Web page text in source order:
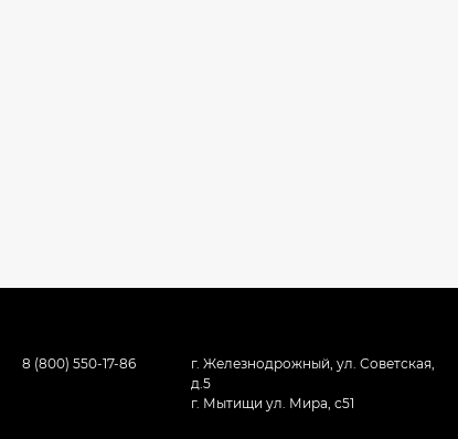
8 (800) 550-17-86
г. Железнодрожный, ул. Советская,
д.5
г. Мытищи ул. Мира, с51